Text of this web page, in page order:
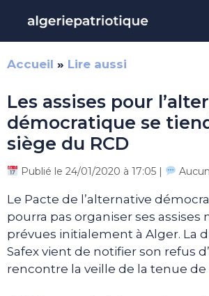
contenu
Accueil » Lire aussi
Les assises pour
démocratique se
siège du RCD
Publié le 24/01/2020 à 17:05 |
Le Pacte de l’alternative
pourra pas organiser ses assises
prévues initialement à Alger. La
Safex vient de notifier son refus
rencontre la veille de la tenue de